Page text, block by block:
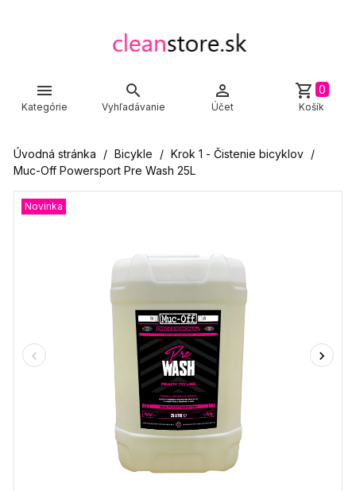

Kategórie

Vyhľadávanie

Účet
shopping_cart 0
Košík
Úvodná stránka Bicykle
Krok 1 - Čistenie bicyklov
Muc-Off Powersport Pre Wash 25L
Novinka